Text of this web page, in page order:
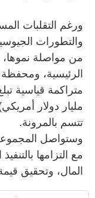
ورغم التقلبات
والتطورات
من مواصلة
الرئيسية،
مليار دولار
تتسم بالمرونة.
وستواصل
مع التزامها
المال، وتحقيق